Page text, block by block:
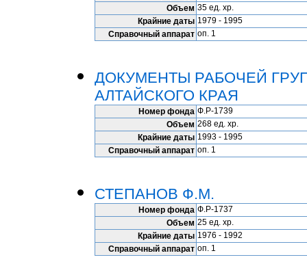
Объем 35 ед. хр.
Крайние даты 1979 - 1995
Справочный аппарат оп. 1
ДОКУМЕНТЫ РАБОЧЕЙ
АЛТАЙСКОГО КРАЯ
Номер фонда Ф.Р-1739
Объем 268 ед. хр.
Крайние даты 1993 - 1995
Справочный аппарат оп. 1
СТЕПАНОВ Ф.М.
Номер фонда Ф.Р-1737
Объем 25 ед. хр.
Крайние даты 1976 - 1992
Справочный аппарат оп. 1